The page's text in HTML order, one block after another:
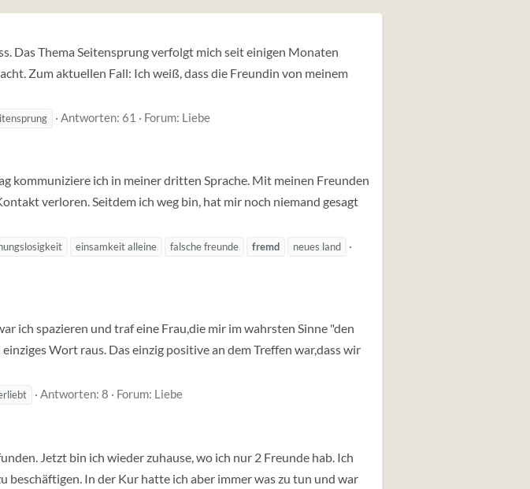
Das Thema Seitensprung verfolgt mich seit einigen Monaten
Zum aktuellen Fall: Ich weiß, dass die Freundin von meinem
Antworten: 61 Forum: Liebe
kommuniziere ich in meiner dritten Sprache. Mit meinen Freunden
verloren. Seitdem ich weg bin, hat mir noch niemand gesagt
einsamkeit alleine falsche freunde fremd neues land
ich spazieren und traf eine Frau,die mir im wahrsten Sinne "den
Wort raus. Das einzig positive an dem Treffen war,dass wir
Antworten: 8 Forum: Liebe
Jetzt bin ich wieder zuhause, wo ich nur 2 Freunde hab. Ich
beschäftigen. In der Kur hatte ich aber immer was zu tun und war